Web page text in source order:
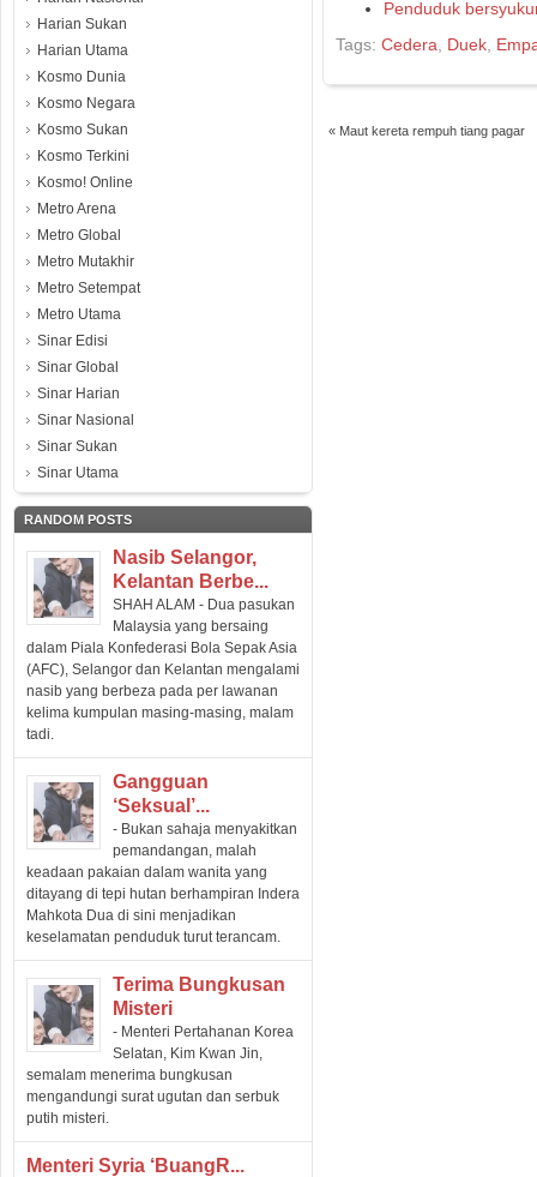
Harian Sukan
Harian Utama
Kosmo Dunia
Kosmo Negara
Kosmo Sukan
Kosmo Terkini
Kosmo! Online
Metro Arena
Metro Global
Metro Mutakhir
Metro Setempat
Metro Utama
Sinar Edisi
Sinar Global
Sinar Harian
Sinar Nasional
Sinar Sukan
Sinar Utama
RANDOM POSTS
Nasib Selangor,
Kelantan Berbe...
SHAH ALAM - Dua pasukan
Malaysia yang bersaing
dalam Piala Konfederasi Bola Sepak Asia
(AFC), Selangor dan Kelantan mengalami
nasib yang berbeza pada per lawanan
kelima kumpulan masing-masing, malam
tadi.
Gangguan
‘seksual’...
- Bukan sahaja menyakitkan
pemandangan, malah
keadaan pakaian dalam wanita yang
ditayang di tepi hutan berhampiran Indera
Mahkota Dua di sini menjadikan
keselamatan penduduk turut terancam.
Terima Bungkusan
Misteri
- Menteri Pertahanan Korea
Selatan, Kim Kwan Jin,
semalam menerima bungkusan
mengandungi surat ugutan dan serbuk
putih misteri.
Menteri Syria ‘buangR...
Penduduk
Tags: Cedera Duek
« Maut kereta rempuh tiang pagar